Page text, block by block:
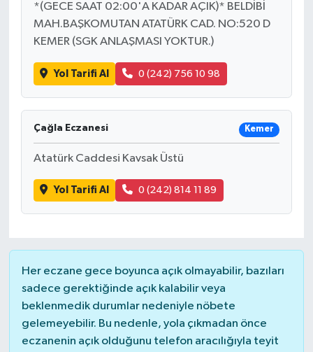
*(GECE SAAT 02:00'A KADAR AÇIK)* BELDİBİ
MAH.BAŞKOMUTAN ATATÜRK CAD. NO:520 D
KEMER (SGK ANLAŞMASI YOKTUR.)
Yol Tarifi Al 0 (242) 756 10 98
Çağla Eczanesi Kemer
Atatürk Caddesi Kavsak Üstü
Yol Tarifi Al 0 (242) 814 11 89
Her eczane gece boyunca açık olmayabilir, bazıları
sadece gerektiğinde açık kalabilir veya
beklenmedik durumlar nedeniyle nöbete
gelemeyebilir. Bu nedenle, yola çıkmadan önce
eczanenin açık olduğunu telefon aracılığıyla teyit